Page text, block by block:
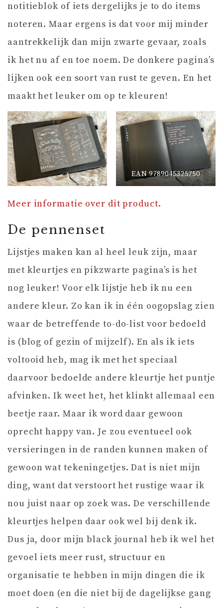
notitieblok of iets dergelijks je to do items
noteren. Maar ergens is dat voor mij minder
aantrekkelijk dan mijn zwarte gevaar, zoals
ik het nu af en toe noem. De donkere pagina’s
lijken ook een soort van rust te geven. En het
maakt het leuker om op te kleuren!
EAN 9789045325750
Meer informatie over dit product.
De pennenset
Lijstjes maken kan al heel leuk zijn, maar
met kleurtjes en pikzwarte pagina’s is het
nog leuker! Voor elk lijstje heb ik nu een
andere kleur. Zo kan ik in één oogopslag zien
waar de betreffende to-do-list voor bedoeld
is (blog of gezin of mijzelf). En als ik iets
voltooid heb, mag ik met het speciaal
daarvoor bedoelde andere kleurtje het puntje
afvinken. Ik weet het, het klinkt allemaal een
beetje raar. Maar ik word daar gewoon
oprecht happy van. Je zou eventueel ook
versieringen in de randen kunnen maken of
gewoon wat tekeningetjes. Dat is niet mijn
ding, want dat verstoort het rustige waar ik
nou juist naar op zoek was. De verschillende
kleurtjes helpen daar ook wel bij denk ik.
Dus ja, door mijn black journal heb ik wel het
gevoel iets meer rust, structuur en
organisatie te hebben in mijn dingen die ik
moet doen (en die niet bij de dagelijkse gang